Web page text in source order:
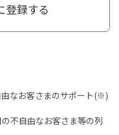
登録する
なお客さまのサポート(※)
自由なお客さま等の列